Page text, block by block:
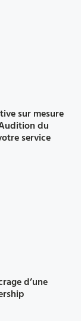
sur mesure
du
service
d’une